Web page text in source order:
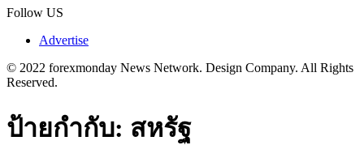
Follow US
Advertise
© 2022 forexmonday News Network. Design Company. All Rights
Reserved.
ป้ายกำกับ: สหรัฐ